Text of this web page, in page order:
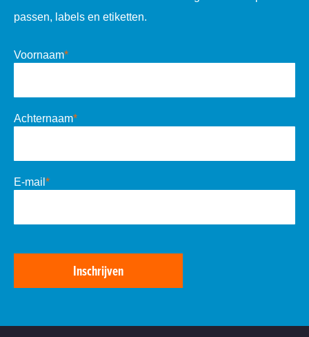
passen, labels en etiketten.
Voornaam*
Achternaam*
E-mail *
Inschrijven